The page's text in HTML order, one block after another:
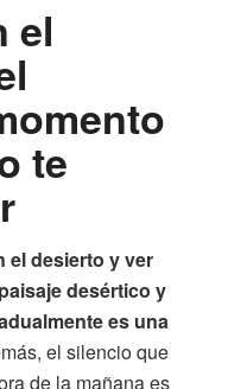
el
te
el desierto y ver
desértico y
es una
el silencio que
de la mañana es